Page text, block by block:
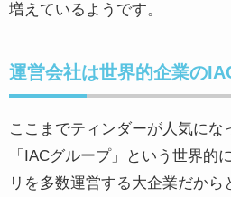
増えているようです。
運営会社は世界的企業の
ここまでティンダーが人気に
「IACグループ」という世界的
リを多数運営する大企業だか